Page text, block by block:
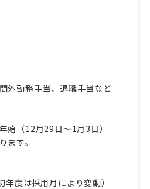
外勤務手当、退職手当など
始（12月29日～1月3日）
す。
度は採用月により変動）